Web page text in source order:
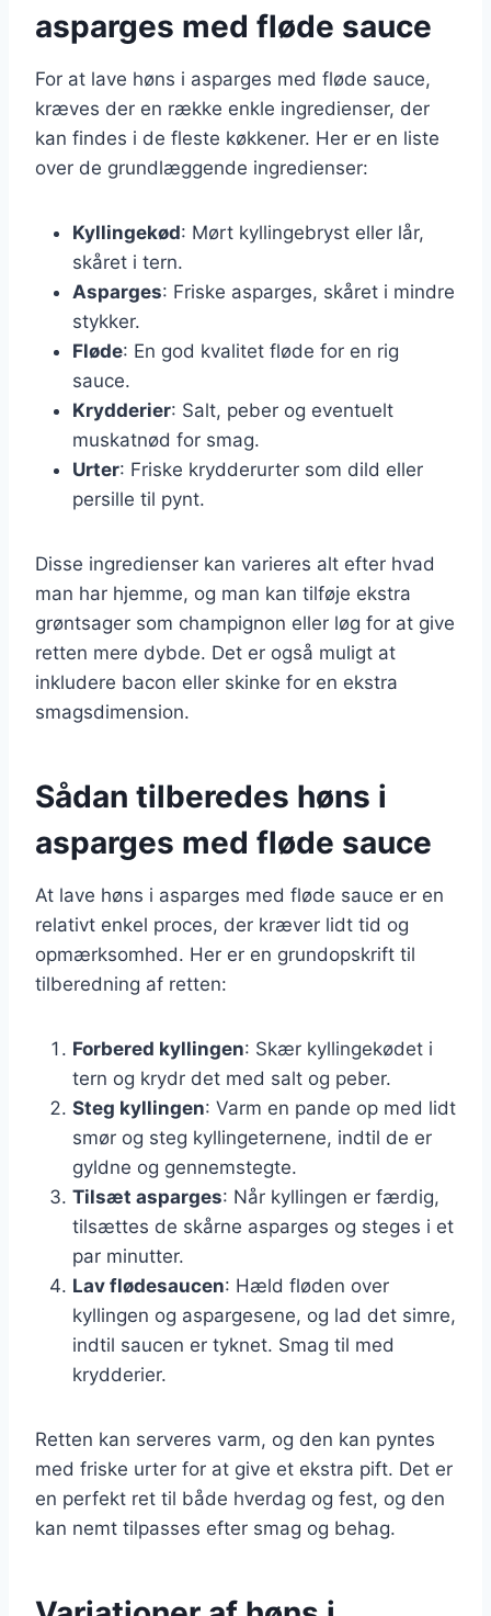
asparges med fløde sauce
For at lave høns i asparges med fløde sauce,
kræves der en række enkle ingredienser, der
kan findes i de fleste køkkener. Her er en liste
over de grundlæggende ingredienser:
Kyllingekød: Mørt kyllingebryst eller lår,
skåret i tern.
Asparges: Friske asparges, skåret i mindre
stykker.
Fløde: En god kvalitet fløde for en rig
sauce.
Krydderier: Salt, peber og eventuelt
muskatnød for smag.
Urter: Friske krydderurter som dild eller
persille til pynt.
Disse ingredienser kan varieres alt efter hvad
man har hjemme, og man kan tilføje ekstra
grøntsager som champignon eller løg for at give
retten mere dybde. Det er også muligt at
inkludere bacon eller skinke for en ekstra
smagsdimension.
Sådan tilberedes høns i
asparges med fløde sauce
At lave høns i asparges med fløde sauce er en
relativt enkel proces, der kræver lidt tid og
opmærksomhed. Her er en grundopskrift til
tilberedning af retten:
Forbered kyllingen: Skær kyllingekødet i
tern og krydr det med salt og peber.
Steg kyllingen: Varm en pande op med lidt
smør og steg kyllingeternene, indtil de er
gyldne og gennemstegte.
Tilsæt asparges: Når kyllingen er færdig,
tilsættes de skårne asparges og steges i et
par minutter.
Lav flødesaucen: Hæld fløden over
kyllingen og aspargesene, og lad det simre,
indtil saucen er tyknet. Smag til med
krydderier.
Retten kan serveres varm, og den kan pyntes
med friske urter for at give et ekstra pift. Det er
en perfekt ret til både hverdag og fest, og den
kan nemt tilpasses efter smag og behag.